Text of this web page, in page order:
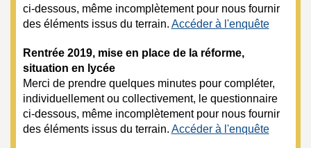
ci-dessous, même incomplètement pour nous fournir
des éléments issus du terrain. Accéder à l'enquête
Rentrée 2019, mise en place de la réforme,
situation en lycée
Merci de prendre quelques minutes pour compléter,
individuellement ou collectivement, le questionnaire
ci-dessous, même incomplètement pour nous fournir
des éléments issus du terrain. Accéder à l'enquête